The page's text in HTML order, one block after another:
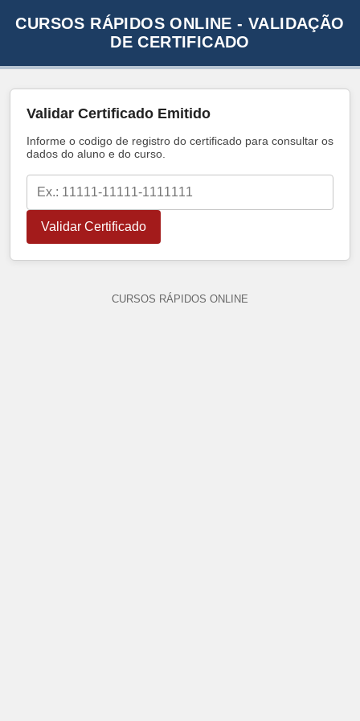
CURSOS RÁPIDOS ONLINE - VALIDAÇÃO
DE CERTIFICADO
Validar Certificado Emitido
Informe o codigo de registro do certificado para consultar os
dados do aluno e do curso.
Validar Certificado
CURSOS RÁPIDOS ONLINE